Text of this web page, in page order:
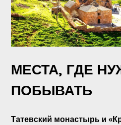
МЕСТА, ГДЕ
ПОБЫВАТЬ
Татевский монастырь и